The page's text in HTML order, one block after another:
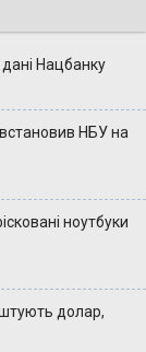
Нацбанку
НБУ на
ноутбуки
долар,